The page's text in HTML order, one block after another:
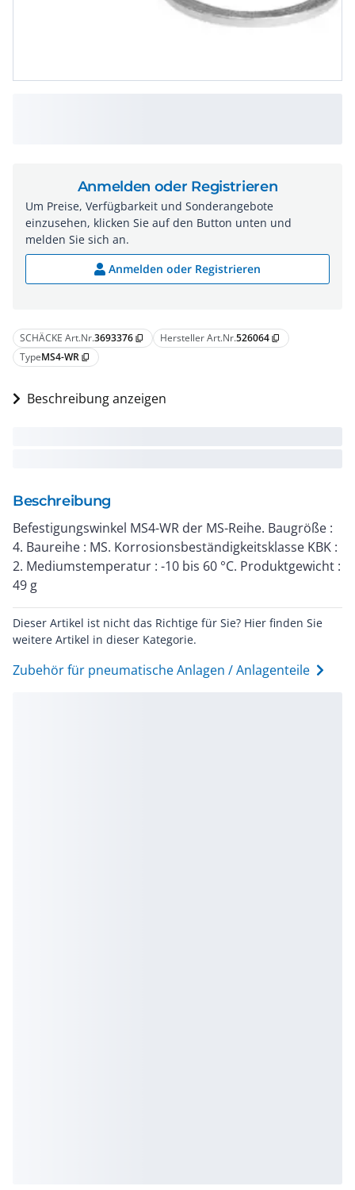
SCHÄCKE Art.Nr.3693376 content_copy Hersteller Art.Nr.526064 content_copy
TypeMS4-WR content_copy
Beschreibung anzeigen
Beschreibung
Befestigungswinkel MS4-WR der MS-Reihe. Baugröße :
4. Baureihe : MS. Korrosionsbeständigkeitsklasse KBK :
2. Mediumstemperatur : -10 bis 60 °C. Produktgewicht :
49 g
Dieser Artikel ist nicht das Richtige für Sie? Hier finden Sie
weitere Artikel in dieser Kategorie.
Zubehör für pneumatische Anlagen / Anlagenteile
Anmelden oder Registrieren
Um Preise, Verfügbarkeit und Sonderangebote
einzusehen, klicken Sie auf den Button unten und
melden Sie sich an.
Anmelden oder Registrieren